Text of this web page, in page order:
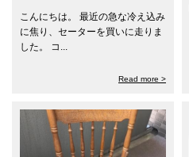
こんにちは。 最近の急な冷え込み
に焦り、セーターを買いに走りま
した。 コ...
Read more >